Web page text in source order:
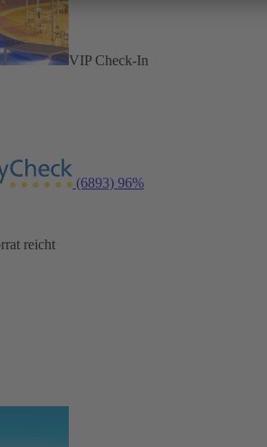
VIP Check-In
(6893) 96%
reicht